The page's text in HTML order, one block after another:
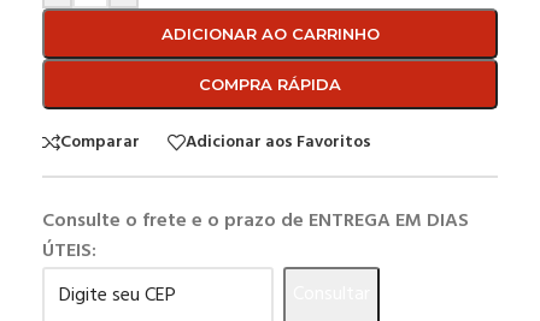
ADICIONAR AO CARRINHO
COMPRA RÁPIDA
Comparar Adicionar aos Favoritos
Consulte o frete e o prazo de ENTREGA EM DIAS
ÚTEIS: